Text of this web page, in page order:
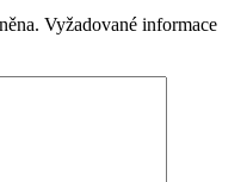
Vyžadované informace